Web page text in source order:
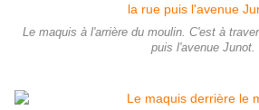
Le maquis à l'arrière du moulin. C'est à
puis l'avenue Junot.